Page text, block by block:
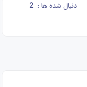
دنبال شده ها : 2